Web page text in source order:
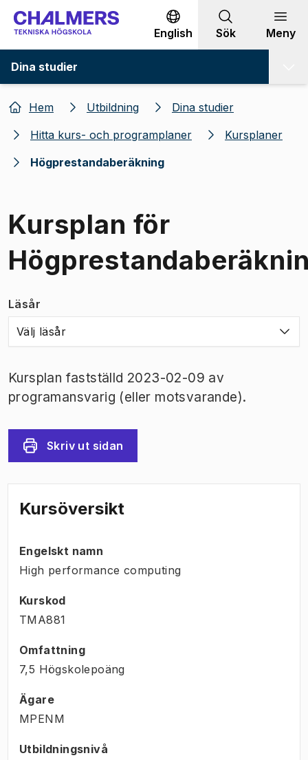
Gå till innehållet
English Sök Meny
Dina studier
Hem Utbildning
Dina studier
Hitta kurs- och programplaner
Kursplaner
Högprestandaberäkning
Kursplan för
Läsår
Välj läsår
Kursplan fastställd 2023-02-09 av
programansvarig (eller motsvarande).
Skriv ut sidan
Kursöversikt
Engelskt namn
High performance computing
Kurskod
TMA881
Omfattning
7,5 Högskolepoäng
Ägare
MPENM
Utbildningsnivå